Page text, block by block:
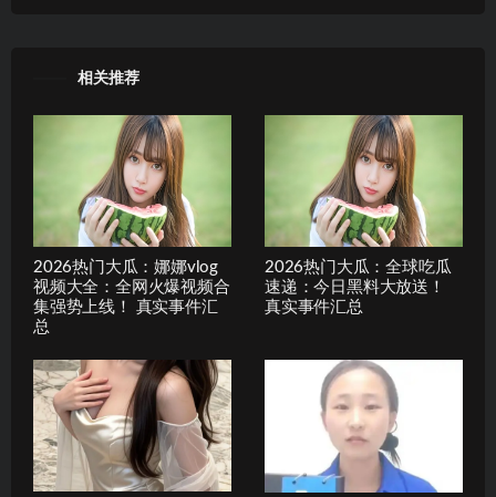
相关推荐
2026热门大瓜：娜娜vlog
视频大全：全网火爆视频合
集强势上线！ 真实事件汇
总
2026热门大瓜：全球吃瓜
速递：今日黑料大放送！
真实事件汇总